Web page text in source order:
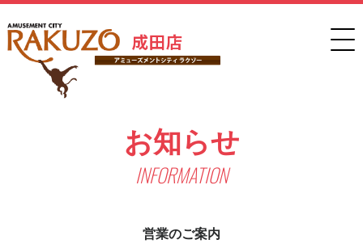
お知らせ
INFORMATION
営業のご案内